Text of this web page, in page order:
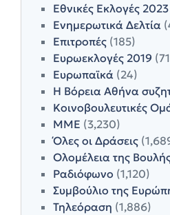
Εθνικές Εκλογές 2023
Ενημερωτικά Δελτία
Επιτροπές (185)
Ευρωεκλογές 2019
Ευρωπαϊκά (24)
Η Βόρεια Αθήνα
Κοινοβουλευτικές
ΜΜΕ (3,230)
Όλες οι Δράσεις
Ολομέλεια της
Ραδιόφωνο (1,120)
Συμβούλιο της
Τηλεόραση (1,886)